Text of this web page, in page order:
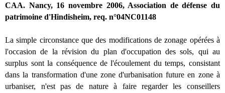
CAA. Nancy, 16 novembre 2006, Association de défense du
patrimoine d'Hindisheim, req. n°04NC01148
La simple circonstance que des modifications de zonage opérées à
l'occasion de la révision du plan d'occupation des sols, qui au
surplus sont la conséquence de l'écoulement du temps, consistant
dans la transformation d'une zone d'urbanisation future en zone à
urbaniser, n'est pas de nature à faire regarder les conseillers